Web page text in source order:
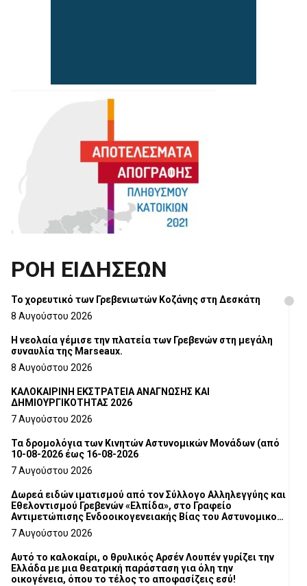
ΡΟΗ ΕΙΔΗΣΕΩΝ
Το χορευτικό των Γρεβενιωτών Κοζάνης στη Δεσκάτη
8 Αυγούστου 2026
Η νεολαία γέμισε την πλατεία των Γρεβενών στη μεγάλη
συναυλία της Marseaux.
8 Αυγούστου 2026
ΚΑΛΟΚΑΙΡΙΝΗ ΕΚΣΤΡΑΤΕΙΑ ΑΝΑΓΝΩΣΗΣ ΚΑΙ
ΔΗΜΙΟΥΡΓΙΚΟΤΗΤΑΣ 2026
7 Αυγούστου 2026
Τα δρομολόγια των Κινητών Αστυνομικών Μονάδων (από
10-08-2026 έως 16-08-2026
7 Αυγούστου 2026
Δωρεά ειδών ιματισμού από τον Σύλλογο Αλληλεγγύης και
Εθελοντισμού Γρεβενών «Ελπίδα», στο Γραφείο
Αντιμετώπισης Ενδοοικογενειακής Βίας του Αστυνομικού
Τμήματος Γρεβενών
7 Αυγούστου 2026
Αυτό το καλοκαίρι, ο θρυλικός Αρσέν Λουπέν γυρίζει την
Ελλάδα με μια θεατρική παράσταση για όλη την
οικογένεια, όπου το τέλος το αποφασίζεις εσύ!